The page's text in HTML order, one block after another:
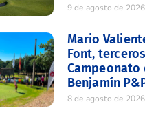
9 de agosto de 2026
Mario
Font,
Campeonato
Benjamín
8 de agosto de 2026